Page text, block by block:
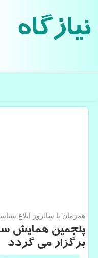
نیازگاه
همزمان با سالروز ابلاغ
پنجمین همایش
برگزار می گردد